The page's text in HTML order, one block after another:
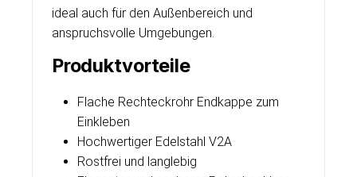
ideal auch für den Außenbereich und
anspruchsvolle Umgebungen.
Produktvorteile
Flache Rechteckrohr Endkappe zum
Einkleben
Hochwertiger Edelstahl V2A
Rostfrei und langlebig